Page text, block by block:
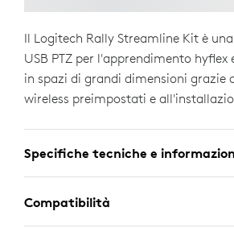
Il Logitech Rally Streamline Kit è
USB PTZ per l'apprendimento hyflex
in spazi di grandi dimensioni grazie
wireless preimpostati e
Specifiche tecniche e
Compatibilità